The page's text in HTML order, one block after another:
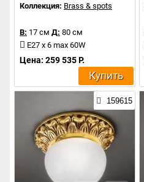
Коллекция: Brass & spots
В: 17 см Д: 80 см
E27 x 6 max 60W
Цена: 259 535 Р.
Купить
159615